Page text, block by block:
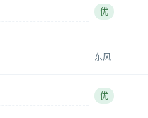
优
东风
优